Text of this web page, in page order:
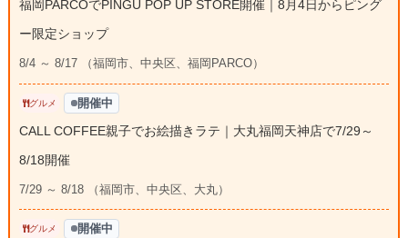
福岡PARCOでPINGU POP UP STORE開催｜8月4日からピング
ー限定ショップ
8/4 ～ 8/17 （福岡市、中央区、福岡PARCO）
グルメ 開催中
CALL COFFEE親子でお絵描きラテ｜大丸福岡天神店で7/29～
8/18開催
7/29 ～ 8/18 （福岡市、中央区、大丸）
グルメ 開催中